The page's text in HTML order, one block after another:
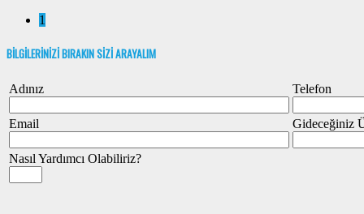
1
BİLGİLERİNİZİ BIRAKIN SİZİ ARAYALIM
Adınız Telefon
Email Gideceğiniz
Nasıl Yardımcı Olabiliriz?